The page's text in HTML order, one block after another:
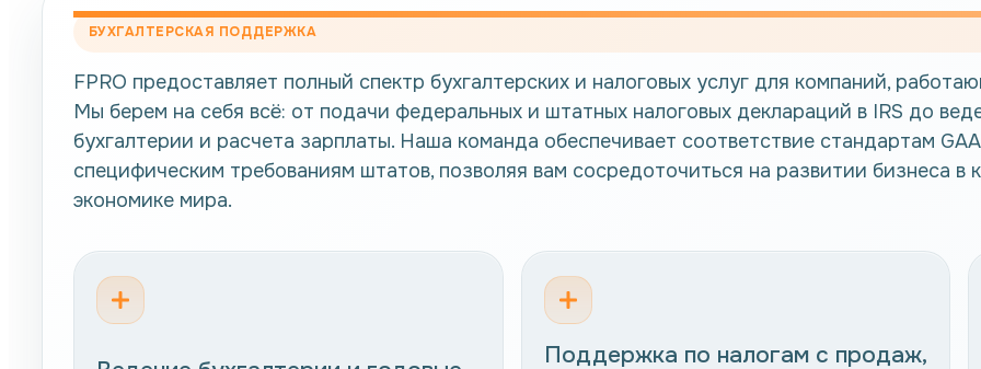
БУХГАЛТЕРСКАЯ ПОДДЕРЖКА
FPRO предоставляет полный спектр бухгалтерских и налоговых услуг для компаний,
Мы берем на себя всё: от подачи федеральных и штатных налоговых деклараций в IRS до
бухгалтерии и расчета зарплаты. Наша команда обеспечивает соответствие стандартам
специфическим требованиям штатов, позволяя вам сосредоточиться на развитии бизнеса в
экономике мира.
Поддержка по налогам с продаж,